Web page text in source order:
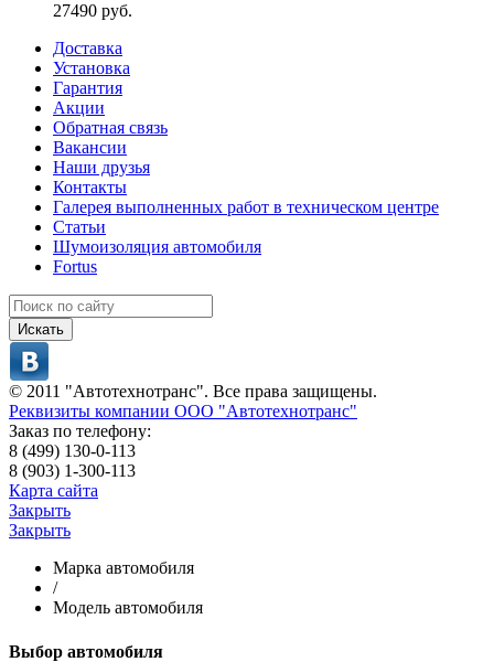
27490 руб.
Доставка
Установка
Гарантия
Акции
Обратная связь
Вакансии
Наши друзья
Контакты
Галерея выполненных работ в техническом центре
Статьи
Шумоизоляция автомобиля
Fortus
Искать
© 2011 "Автотехнотранс". Все права защищены.
Реквизиты компании ООО "Автотехнотранс"
Заказ по телефону:
8 (499) 130-0-113
8 (903) 1-300-113
Карта сайта
Закрыть
Закрыть
Марка автомобиля
/
Модель автомобиля
Выбор автомобиля